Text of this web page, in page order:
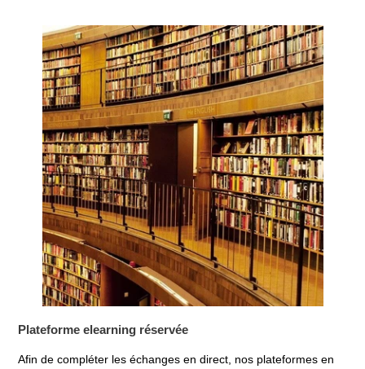
Plateforme elearning réservée
Afin de compléter les échanges en direct, nos plateformes en